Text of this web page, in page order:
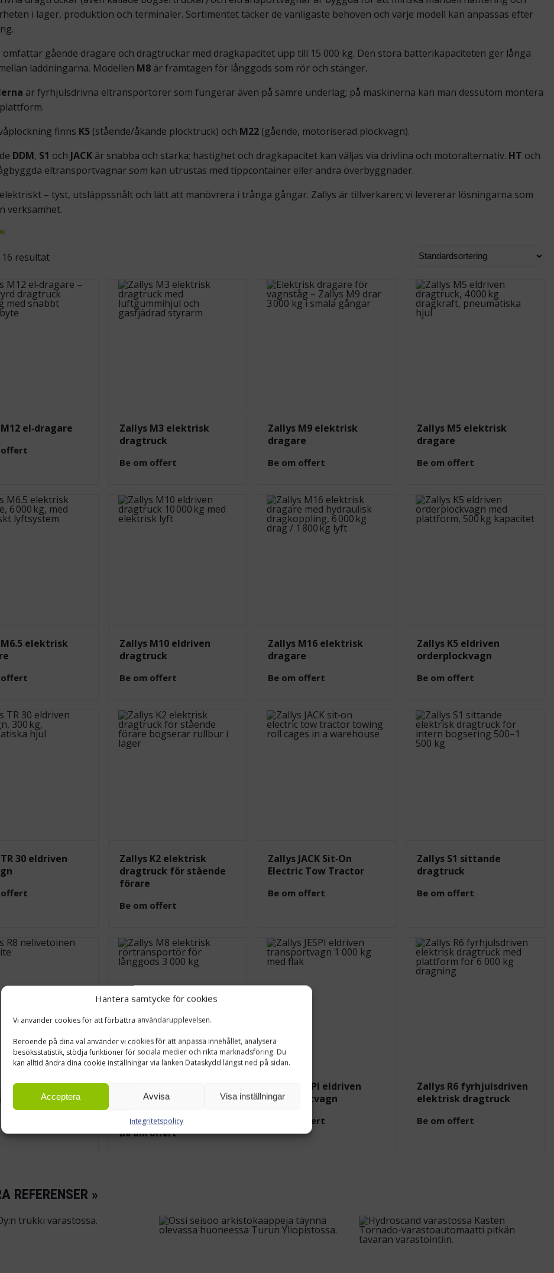
Hantera samtycke för cookies
Vi använder cookies för att förbättra användarupplevelsen.
Beroende på dina val använder vi cookies för att anpassa innehållet, analysera
besöksstatistik, stödja funktioner för sociala medier och rikta marknadsföring. Du
kan alltid ändra dina cookie inställningar via länken Dataskydd längst ned på sidan.
Acceptera Avvisa Visa inställningar
Integritetspolicy
i lager, produktion och terminaler. Sortimentet täcker de vanligaste behoven och varje modell kan anpassas efter
omfattar gående dragare och dragtruckar med dragkapacitet upp till 15 000 kg. Den stora batterikapaciteten ger långa
laddningarna. Modellen M8 är framtagen för långgods som rör och stänger.
är fyrhjulsdrivna eltransportörer som fungerar även på sämre underlag; på maskinerna kan man dessutom montera
finns K5 (stående/åkande plocktruck) och M22 (gående, motoriserad plockvagn).
DDM, S1 och JACK är snabba och starka; hastighet och dragkapacitet kan väljas via drivlina och motoralternativ. HT och
eltransportvagnar som kan utrustas med tippcontainer eller andra överbyggnader.
– tyst, utsläppssnålt och lätt att manövrera i trånga gångar. Zallys är tillverkaren; vi levererar lösningarna som
verksamhet.
resultat
el‑dragare
offert
Zallys M3 elektrisk
dragtruck
Be om offert
Zallys M9 elektrisk
dragare
Be om offert
Zallys M5 elektrisk
dragare
Be om offert
elektrisk
offert
Zallys M10 eldriven
dragtruck
Be om offert
Zallys M16 elektrisk
dragare
Be om offert
Zallys K5 eldriven
orderplockvagn
Be om offert
30 eldriven
offert
Zallys K2 elektrisk
dragtruck för stående
förare
Be om offert
Zallys JACK Sit‑On
Electric Tow Tractor
Be om offert
Zallys S1 sittande
dragtruck
Be om offert
fyrhjulsdriven
dragare
rörtransportör för
Be om offert
Zallys JESPI eldriven
transportvagn
Be om offert
Zallys R6 fyrhjulsdriven
elektrisk dragtruck
Be om offert
REFERENSER »